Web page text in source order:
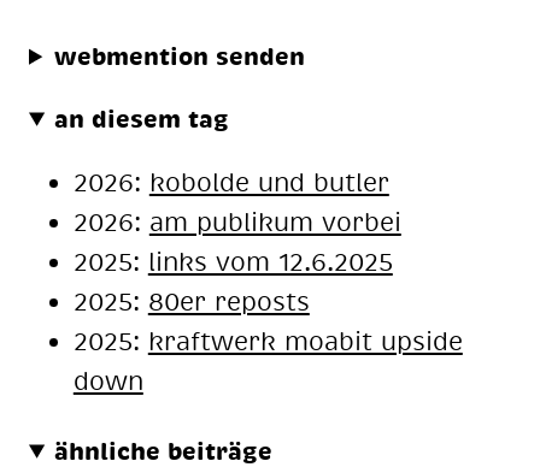
webmention senden
an diesem tag
2026: kobolde und butler
2026: am publikum vorbei
2025: links vom 12.6.2025
2025: 80er reposts
2025: kraftwerk moabit upside
down
ähnliche beiträge